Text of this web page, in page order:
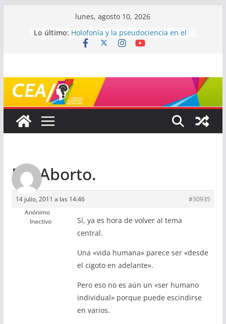
lunes, agosto 10, 2026
Lo último: Holofonía y la pseudociencia en el
audio
Mayéutica (o cómo debatir sin
terminar a los golpes)
Somos menos capaces de lo que
Re: Aborto.
14 julio, 2011 a las 14:46
#30935
Anónimo
Inactivo
Sí, ya es hora de volver al tema
central.
Una «vida humana» parece ser «desde
el cigoto en adelante».
Pero eso no es aún un «ser humano
individual» porque puede escindirse
en varios.